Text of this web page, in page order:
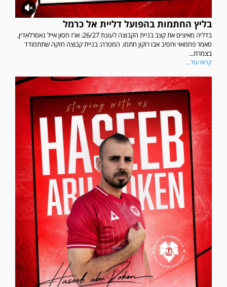
בליץ החתמות בהפועל דליית אל כרמל
בדליה מאיצים את קצב בניית הקבוצה לעונת 26/27: ארז חסון אייל נאסרלאדין,
סאמר פחמאוי וחסיב אבו רוקון חתמו. המטרה: בניית קבוצה חזקה שתתמודד
בצמרת...
קראו עוד...